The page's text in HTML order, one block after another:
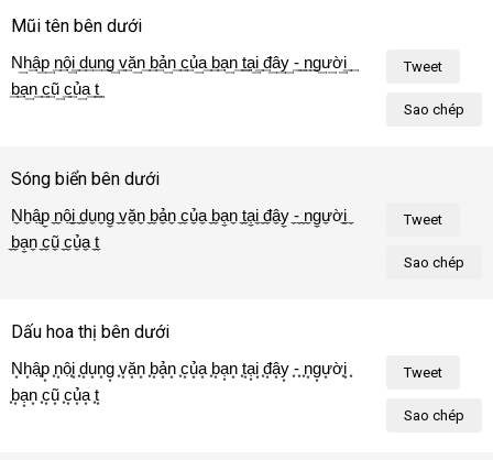
Mũi tên bên dưới
Tweet
Sao chép
N͢h͢ậ͢p͢ ͢n͢ộ͢i͢ ͢d͢u͢n͢g͢ ͢v͢ă͢n͢ ͢b͢ả͢n͢ ͢c͢ủ͢a͢ ͢b͢ạ͢n͢ ͢t͢ạ͢i͢ ͢đ͢â͢y͢ ͢-͢ ͢n͢g͢ư͢ờ͢i͢
͢b͢ạ͢n͢ ͢c͢ũ͢ ͢c͢ủ͢a͢ ͢t͢ô͢i͢!͢
Sóng biển bên dưới
Tweet
Sao chép
N̼h̼ậ̼p̼ ̼n̼ộ̼i̼ ̼d̼u̼n̼g̼ ̼v̼ă̼n̼ ̼b̼ả̼n̼ ̼c̼ủ̼a̼ ̼b̼ạ̼n̼ ̼t̼ạ̼i̼ ̼đ̼â̼y̼ ̼-̼ ̼n̼g̼ư̼ờ̼i̼
̼b̼ạ̼n̼ ̼c̼ũ̼ ̼c̼ủ̼a̼ ̼t̼ô̼i̼!̼
Dấu hoa thị bên dưới
Tweet
Sao chép
N͙h͙ậ͙p͙ ͙n͙ộ͙i͙ ͙d͙u͙n͙g͙ ͙v͙ă͙n͙ ͙b͙ả͙n͙ ͙c͙ủ͙a͙ ͙b͙ạ͙n͙ ͙t͙ạ͙i͙ ͙đ͙â͙y͙ ͙-͙ ͙n͙g͙ư͙ờ͙i͙
͙b͙ạ͙n͙ ͙c͙ũ͙ ͙c͙ủ͙a͙ ͙t͙ô͙i͙!͙